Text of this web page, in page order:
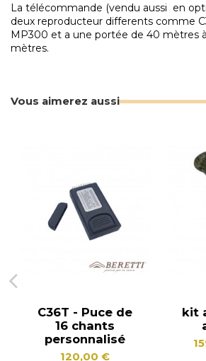
La télécommande (vendu aussi en
deux reproducteur differents comme
MP300 et a une portée de 40 mètres
mètres.
Vous aimerez aussi
C36T - Puce de
16 chants
personnalisé
120,00 €
kit